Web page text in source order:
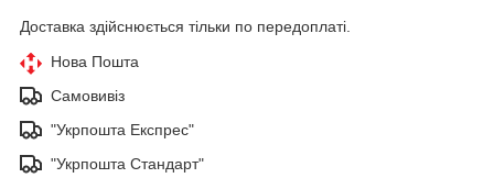
Доставка здійснюється тільки по передоплаті.
Нова Пошта
Самовивіз
"Укрпошта Експрес"
"Укрпошта Стандарт"